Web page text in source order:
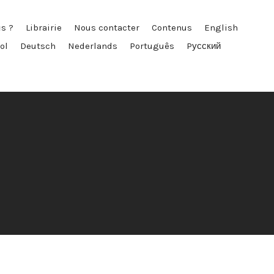
? Librairie Nous contacter Contenus
English
Deutsch Nederlands Português
Pусский